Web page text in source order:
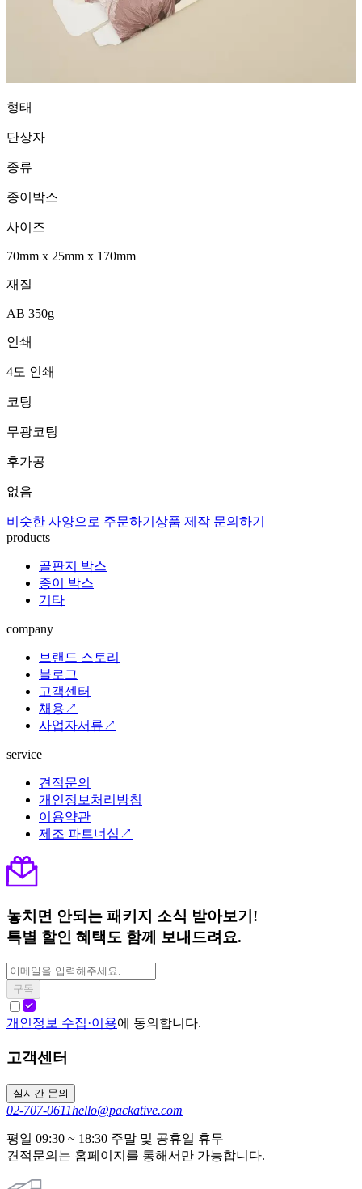
형태
단상자
종류
종이박스
사이즈
70mm x 25mm x 170mm
재질
AB 350g
인쇄
4도 인쇄
코팅
무광코팅
후가공
없음
비슷한 사양으로 주문하기 상품 제작 문의하기
products
골판지 박스
종이 박스
기타
company
브랜드 스토리
블로그
고객센터
채용↗
사업자서류↗
service
견적문의
개인정보처리방침
이용약관
제조 파트너십↗
놓치면 안되는 패키지 소식 받아보기!
특별 할인 혜택도 함께 보내드려요.
구독
개인정보 수집·이용에 동의합니다.
고객센터
실시간 문의
02-707-0611hello@packative.com
평일 09:30 ~ 18:30 주말 및 공휴일 휴무
견적문의는 홈페이지를 통해서만 가능합니다.